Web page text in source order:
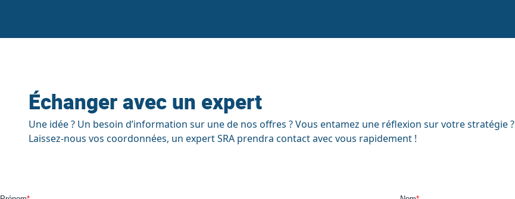
Échanger avec un expert
Une idée ? Un besoin d’information sur une de nos offres ? Vous entamez une réflexion sur votre stratégie ?
Laissez-nous vos coordonnées, un expert SRA prendra contact avec vous rapidement !